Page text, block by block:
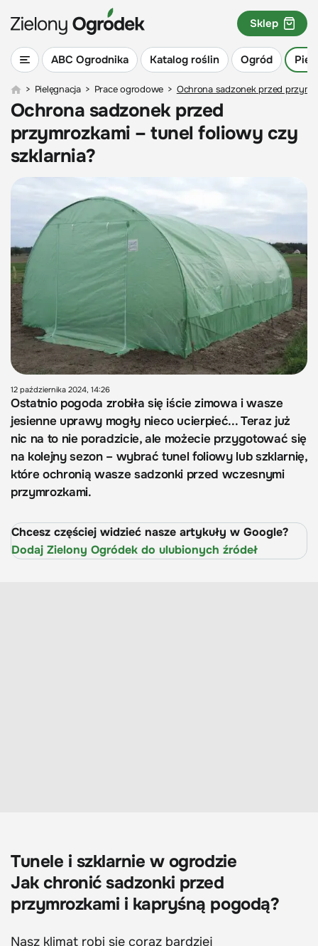
ABC Ogrodnika Katalog roślin Ogród
Sklep
> Pielęgnacja > Prace ogrodowe > Ochrona sadzonek przed
Ochrona sadzonek przed
przymrozkami – tunel foliowy czy
szklarnia?
12 października 2024, 14:26
Ostatnio pogoda zrobiła się iście zimowa i wasze
jesienne uprawy mogły nieco ucierpieć... Teraz już
nic na to nie poradzicie, ale możecie przygotować się
na kolejny sezon – wybrać tunel foliowy lub szklarnię,
które ochronią wasze sadzonki przed wczesnymi
przymrozkami.
Chcesz częściej widzieć nasze artykuły w Google?
Dodaj Zielony Ogródek do ulubionych źródeł
Tunele i szklarnie w ogrodzie
Jak chronić sadzonki przed
przymrozkami i kapryśną pogodą?
Nasz klimat robi się coraz bardziej